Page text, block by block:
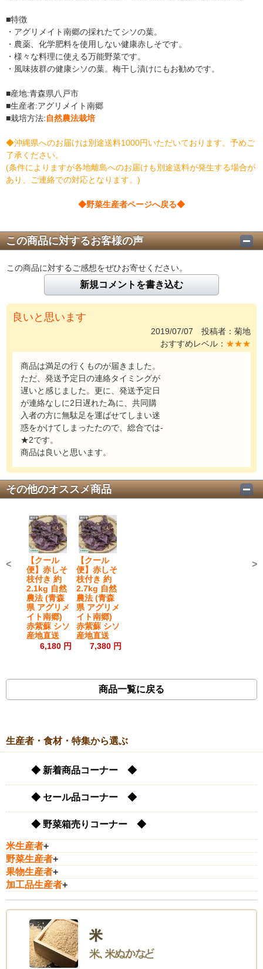
■特徴
・アグリメイト南郷の採れたてシソの葉。
・農薬、化学肥料を使用しない健康赤しそです。
・様々な料理に使える万能野菜です。
・風味抜群の健康シソの葉。梅干し漬けにもお勧めです。
■産地:青森県八戸市
■生産者:アグリメイト南郷
■栽培方法:自然農法栽培
◆沖縄県へのお届けは別途送料1000円いただいております。予めご
了承ください。
(条件によりますが各地離島へのお届けも別途送料が発生する場合が
あり、ご連絡での対応となります。)
◆野菜生産者ページへ戻る◆
この商品に対するお客様の声
この商品に対するご感想をぜひお寄せください。
新規コメントを書き込む
良いと思います
2019/07/07 投稿者：菊地
おすすめレベル： ★★★
商品は満足の行くものが届きました。
ただ、発送予定日の連絡タイミングが
遅いと感じました。更に、発送予定日
が連絡なしに2日遅れた為に、共同購
入者の方に無駄足を運ばせてしまい迷
惑をかけてしまったたので、総合では-
★2です。
商品は良いと思います。
その他のオススメ商品
【クール
便】赤しそ
枝付き 約
2.1kg 自然
農法 (青森
県 アグリメ
イト南郷)
赤紫蘇 シソ
産地直送
6,180 円
【クール
便】赤しそ
枝付き 約
2.7kg 自然
農法 (青森
県 アグリメ
イト南郷)
赤紫蘇 シソ
産地直送
7,380 円
< >
商品一覧に戻る
生産者・食材・特集から選ぶ
◆ 新着商品コーナー ◆
◆ セール品コーナー ◆
◆ 野菜箱売りコーナー ◆
米生産者+
野菜生産者+
果物生産者+
加工品生産者+